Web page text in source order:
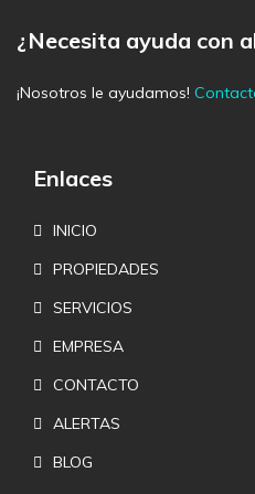
¿Necesita ayuda con
¡Nosotros le ayudamos!
Enlaces
INICIO
PROPIEDADES
SERVICIOS
EMPRESA
CONTACTO
ALERTAS
BLOG